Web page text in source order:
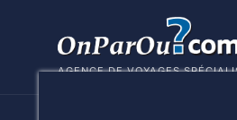
AGENCE DE VOYAGES